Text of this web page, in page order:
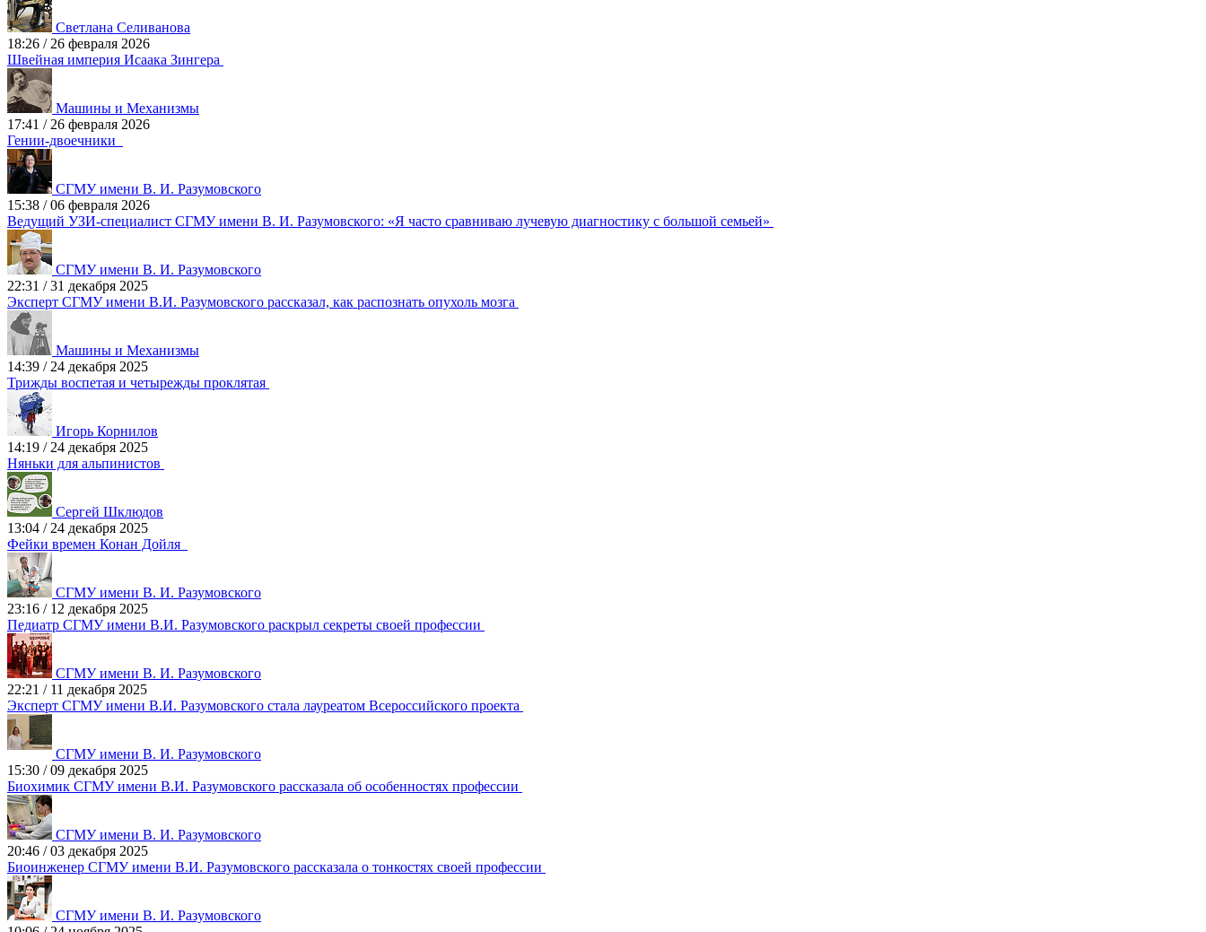
Светлана Селиванова
18:26 / 26 февраля 2026
Швейная империя Исаака Зингера
Машины и Механизмы
17:41 / 26 февраля 2026
Гении-двоечники
СГМУ имени В. И. Разумовского
15:38 /06 февраля 2026
Ведущий УЗИ-специалист СГМУ имени В. И. Разумовского: «Я часто сравниваю лучевую диагностику с большой семьей»
СГМУ имени В. И. Разумовского
22:31 /31 декабря 2025
Эксперт СГМУ имени В.И. Разумовского рассказал, как распознать опухоль мозга
Машины и Механизмы
14:39 / 24 декабря 2025
Трижды воспетая и четырежды проклятая
Игорь Корнилов
14:19 / 24 декабря 2025
Няньки для альпинистов
Сергей Шклюдов
13:04 / 24 декабря 2025
Фейки времен Конан Дойля
СГМУ имени В. И. Разумовского
23:16 / 12 декабря 2025
Педиатр СГМУ имени В.И. Разумовского раскрыл секреты своей профессии
СГМУ имени В. И. Разумовского
22:21 / 11 декабря 2025
Эксперт СГМУ имени В.И. Разумовского стала лауреатом Всероссийского проекта
СГМУ имени В. И. Разумовского
15:30 /09 декабря 2025
Биохимик СГМУ имени В.И. Разумовского рассказала об особенностях профессии
СГМУ имени В. И. Разумовского
20:46 /03 декабря 2025
Биоинженер СГМУ имени В.И. Разумовского рассказала о тонкостях своей профессии
СГМУ имени В. И. Разумовского